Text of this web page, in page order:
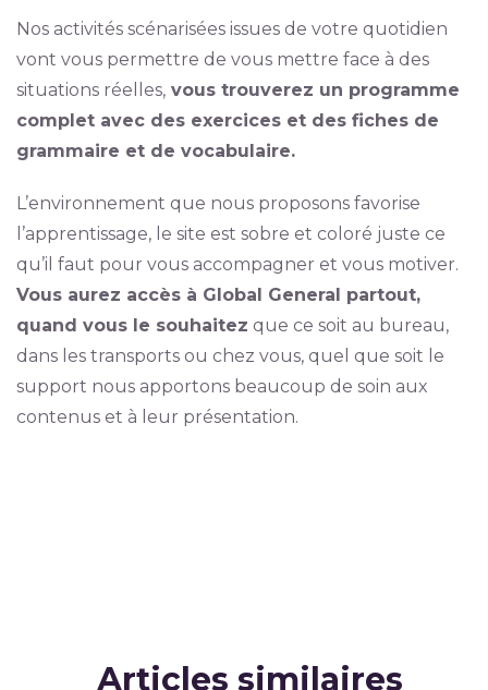
Nos activités scénarisées issues de votre quotidien
vont vous permettre de vous mettre face à des
situations réelles,vous trouverez un programme
complet avec des exercices et des fiches de
grammaire et de vocabulaire.
L’environnement que nous proposons favorise
l’apprentissage, le site est sobre et coloré juste ce
qu’il faut pour vous accompagner et vous motiver.
Vous aurez accès à Global General partout,
quand vous le souhaitez que ce soit au bureau,
dans les transports ou chez vous, quel que soit le
support nous apportons beaucoup de soin aux
contenus et à leur présentation.
Articles similaires